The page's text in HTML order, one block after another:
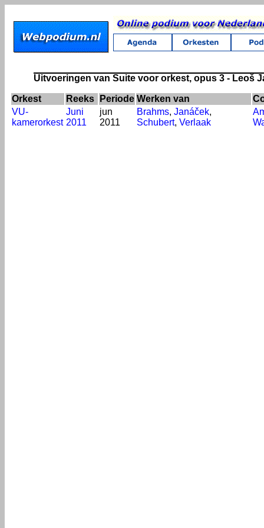
Uitvoeringen van Suite voor orkest, opus 3 - Leoš
Orkest Reeks Periode Werken van
VU-
kamerorkest
Juni
2011
jun
2011
Brahms, Janáček,
Schubert, Verlaak